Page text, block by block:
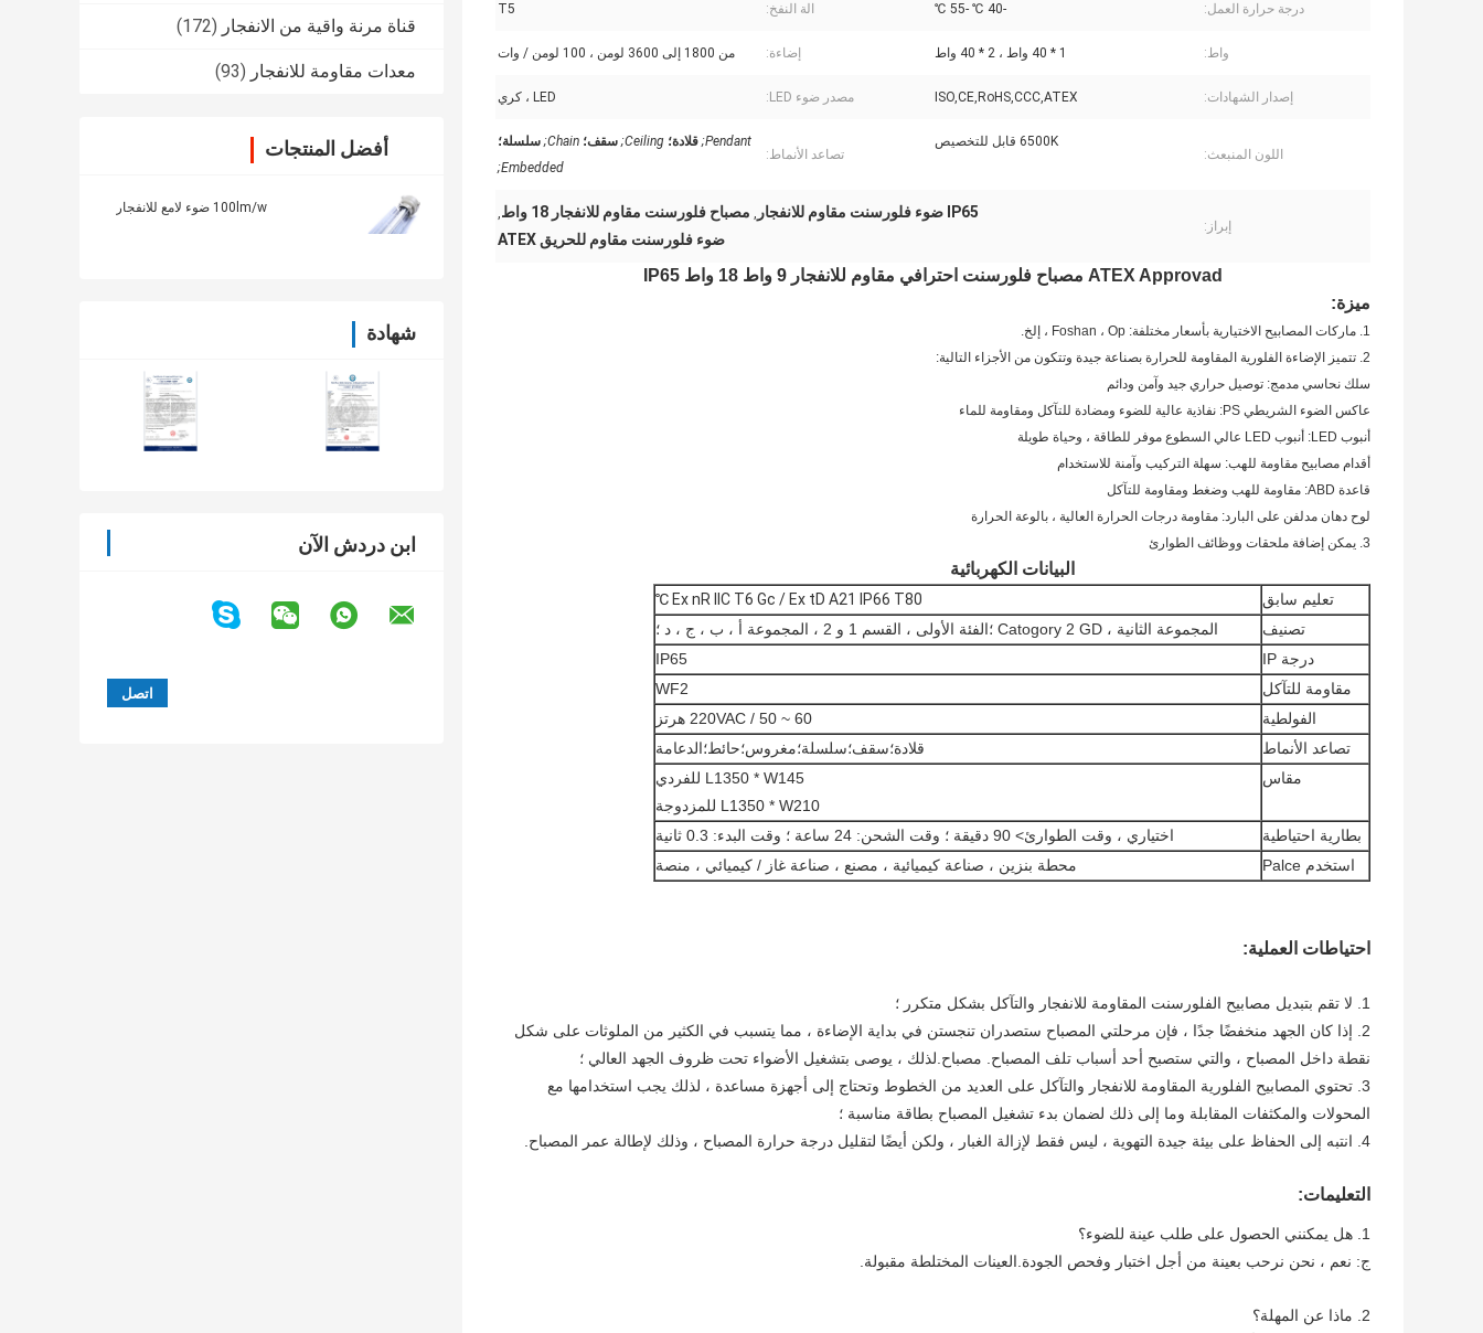
قناة مرنة واقية من الانفجار (172)
معدات مقاومة للانفجار (93)
أفضل المنتجات
100lm/w ضوء لامع للانفجار
شهادة
ابن دردش الآن
درجة حرارة العمل: -40 ℃ -55 ℃ الة النفخ: T5
واط: 1 * 40 واط ، 2 * 40 واط إضاءة: من 1800 إلى 3600 لومن ، 100 لومن / وات
إصدار الشهادات: ISO,CE,RoHS,CCC,ATEX مصدر ضوء LED: LED ، كري
اللون المنبعث:
6500K قابل للتخصيص
تصاعد الأنماط:
Pendant; قلادة؛ Ceiling; سقف؛ Chain; سلسلة؛
Embedded;
إبراز:
IP65 ضوء فلورسنت مقاوم للانفجار , مصباح فلورسنت مقاوم للانفجار 18 واط ,
ضوء فلورسنت مقاوم للحريق ATEX
ATEX Approvad مصباح فلورسنت احترافي مقاوم للانفجار 9 واط 18 واط IP65
ميزة:
1. ماركات المصابيح الاختيارية بأسعار مختلفة: Foshan ، Op ، إلخ.
2. تتميز الإضاءة الفلورية المقاومة للحرارة بصناعة جيدة وتتكون من الأجزاء التالية:
سلك نحاسي مدمج: توصيل حراري جيد وآمن ودائم
عاكس الضوء الشريطي PS: نفاذية عالية للضوء ومضادة للتآكل ومقاومة للماء
أنبوب LED: أنبوب LED عالي السطوع موفر للطاقة ، وحياة طويلة
أقدام مصابيح مقاومة للهب: سهلة التركيب وآمنة للاستخدام
قاعدة ABD: مقاومة للهب وضغط ومقاومة للتآكل
لوح دهان مدلفن على البارد: مقاومة درجات الحرارة العالية ، بالوعة الحرارة
3. يمكن إضافة ملحقات ووظائف الطوارئ
البيانات الكهربائية
تعليم سابق
Ex nR IIC T6 Gc / Ex tD A21 IP66 T80 ℃
تصنيف
المجموعة الثانية ، Catogory 2 GD ؛الفئة الأولى ، القسم 1 و 2 ، المجموعة أ ، ب ، ج ، د ؛
درجة IP
IP65
مقاومة للتآكل
WF2
الفولطية
220VAC / 50 ~ 60 هرتز
تصاعد الأنماط
قلادة؛سقف؛سلسلة؛مغروس؛حائط؛الدعامة
مقاس
L1350 * W145 للفردي
L1350 * W210 للمزدوجة
بطارية احتياطية
اختياري ، وقت الطوارئ> 90 دقيقة ؛ وقت الشحن: 24 ساعة ؛ وقت البدء: 0.3 ثانية
استخدم Palce
محطة بنزين ، صناعة كيميائية ، مصنع ، صناعة غاز / كيميائي ، منصة
احتياطات العملية:
1. لا تقم بتبديل مصابيح الفلورسنت المقاومة للانفجار والتآكل بشكل متكرر ؛
2. إذا كان الجهد منخفضًا جدًا ، فإن مرحلتي المصباح ستصدران تنجستن في بداية الإضاءة ، مما يتسبب في الكثير من الملوثات على شكل
نقطة داخل المصباح ، والتي ستصبح أحد أسباب تلف المصباح. مصباح.لذلك ، يوصى بتشغيل الأضواء تحت ظروف الجهد العالي ؛
3. تحتوي المصابيح الفلورية المقاومة للانفجار والتآكل على العديد من الخطوط وتحتاج إلى أجهزة مساعدة ، لذلك يجب استخدامها مع
المحولات والمكثفات المقابلة وما إلى ذلك لضمان بدء تشغيل المصباح بطاقة مناسبة ؛
4. انتبه إلى الحفاظ على بيئة جيدة التهوية ، ليس فقط لإزالة الغبار ، ولكن أيضًا لتقليل درجة حرارة المصباح ، وذلك لإطالة عمر المصباح.
التعليمات:
1. هل يمكنني الحصول على طلب عينة للضوء؟
ج: نعم ، نحن نرحب بعينة من أجل اختبار وفحص الجودة.العينات المختلطة مقبولة.
2. ماذا عن المهلة؟